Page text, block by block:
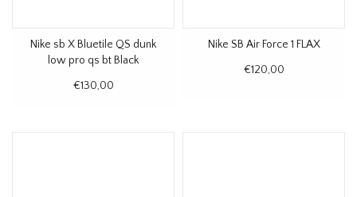
Nike sb X Bluetile QS dunk
low pro qs bt Black
€130,00
Nike SB Air Force 1 FLAX
€120,00